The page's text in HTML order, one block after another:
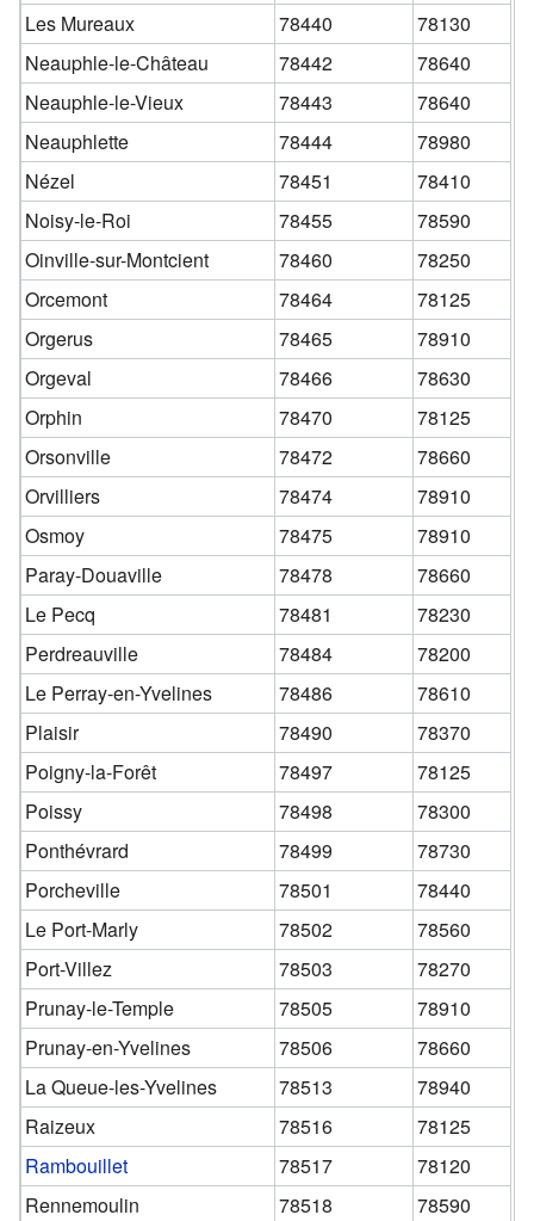
Les Mureaux
78440
78130
Neauphle-le-Château
78442
78640
Neauphle-le-Vieux
78443
78640
Neauphlette
78444
78980
Nézel
78451
78410
Noisy-le-Roi
78455
78590
Oinville-sur-Montcient
78460
78250
Orcemont
78464
78125
Orgerus
78465
78910
Orgeval
78466
78630
Orphin
78470
78125
Orsonville
78472
78660
Orvilliers
78474
78910
Osmoy
78475
78910
Paray-Douaville
78478
78660
Le Pecq
78481
78230
Perdreauville
78484
78200
Le Perray-en-Yvelines
78486
78610
Plaisir
78490
78370
Poigny-la-Forêt
78497
78125
Poissy
78498
78300
Ponthévrard
78499
78730
Porcheville
78501
78440
Le Port-Marly
78502
78560
Port-Villez
78503
78270
Prunay-le-Temple
78505
78910
Prunay-en-Yvelines
78506
78660
La Queue-les-Yvelines
78513
78940
Raizeux
78516
78125
Rambouillet
78517
78120
Rennemoulin
78518
78590